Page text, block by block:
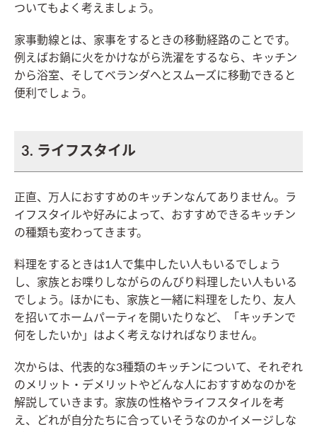
ついてもよく考えましょう。
家事動線とは、家事をするときの移動経路のことです。
例えばお鍋に火をかけながら洗濯をするなら、キッチン
から浴室、そしてベランダへとスムーズに移動できると
便利でしょう。
3. ライフスタイル
正直、万人におすすめのキッチンなんてありません。ラ
イフスタイルや好みによって、おすすめできるキッチン
の種類も変わってきます。
料理をするときは1人で集中したい人もいるでしょう
し、家族とお喋りしながらのんびり料理したい人もいる
でしょう。ほかにも、家族と一緒に料理をしたり、友人
を招いてホームパーティを開いたりなど、「キッチンで
何をしたいか」はよく考えなければなりません。
次からは、代表的な3種類のキッチンについて、それぞれ
のメリット・デメリットやどんな人におすすめなのかを
解説していきます。家族の性格やライフスタイルを考
え、どれが自分たちに合っていそうなのかイメージしな